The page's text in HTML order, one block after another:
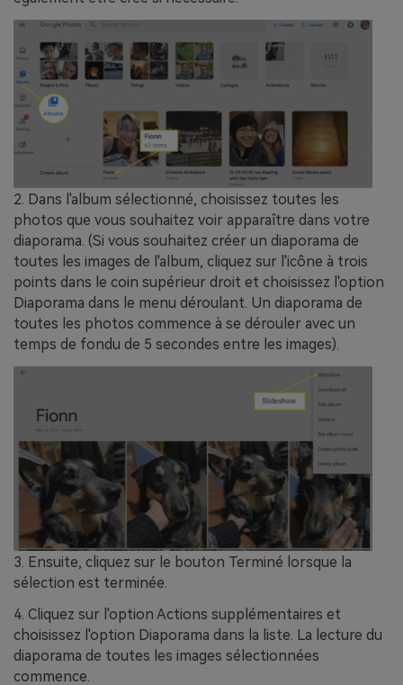
2. Dans l'album sélectionné, choisissez toutes les
photos que vous souhaitez voir apparaître dans votre
diaporama. (Si vous souhaitez créer un diaporama de
toutes les images de l'album, cliquez sur l'icône à trois
points dans le coin supérieur droit et choisissez l'option
Diaporama dans le menu déroulant. Un diaporama de
toutes les photos commence à se dérouler avec un
temps de fondu de 5 secondes entre les images).
3. Ensuite, cliquez sur le bouton Terminé lorsque la
sélection est terminée.
4. Cliquez sur l'option Actions supplémentaires et
choisissez l'option Diaporama dans la liste. La lecture du
diaporama de toutes les images sélectionnées
commence.